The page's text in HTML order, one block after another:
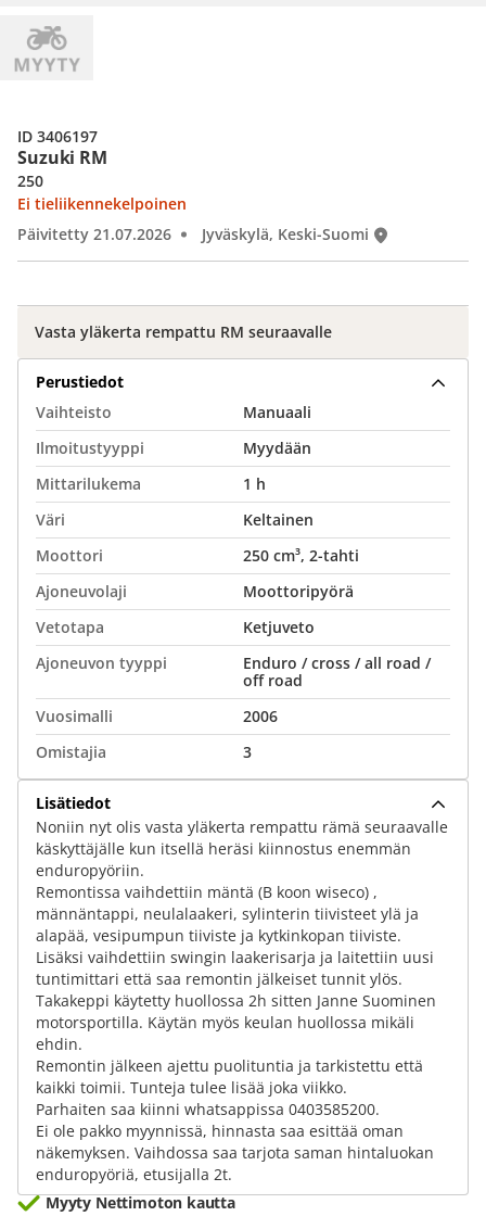
Suzuki RM
250
Ei tieliikennekelpoinen
Päivitetty 21.07.2026
Jyväskylä, Keski-Suomi
ID 3406197
Vasta yläkerta rempattu RM seuraavalle
Perustiedot
Vaihteisto
Manuaali
Ilmoitustyyppi
Myydään
Mittarilukema
1 h
Väri
Keltainen
Moottori
250 cm³, 2-tahti
Ajoneuvolaji
Moottoripyörä
Vetotapa
Ketjuveto
Ajoneuvon tyyppi
Enduro / cross / all road /
off road
Vuosimalli
2006
Omistajia
3
Lisätiedot
Noniin nyt olis vasta yläkerta rempattu rämä seuraavalle
käskyttäjälle kun itsellä heräsi kiinnostus enemmän
enduropyöriin.
Remontissa vaihdettiin mäntä (B koon wiseco) ,
männäntappi, neulalaakeri, sylinterin tiivisteet ylä ja
alapää, vesipumpun tiiviste ja kytkinkopan tiiviste.
Lisäksi vaihdettiin swingin laakerisarja ja laitettiin uusi
tuntimittari että saa remontin jälkeiset tunnit ylös.
Takakeppi käytetty huollossa 2h sitten Janne Suominen
motorsportilla. Käytän myös keulan huollossa mikäli
ehdin.
Remontin jälkeen ajettu puolituntia ja tarkistettu että
kaikki toimii. Tunteja tulee lisää joka viikko.
Parhaiten saa kiinni whatsappissa 0403585200.
Ei ole pakko myynnissä, hinnasta saa esittää oman
näkemyksen. Vaihdossa saa tarjota saman hintaluokan
enduropyöriä, etusijalla 2t.
Myyty Nettimoton kautta